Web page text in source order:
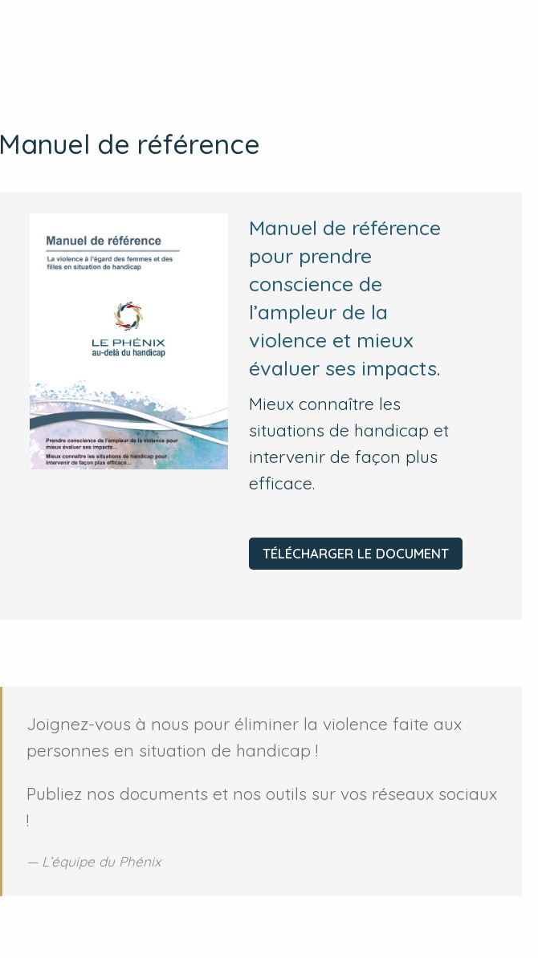
Manuel de référence
Manuel de référence
pour prendre
conscience de
l’ampleur de la
violence et mieux
évaluer ses impacts.
Mieux connaître les
situations de handicap et
intervenir de façon plus
efficace.
TÉLÉCHARGER LE DOCUMENT
Joignez-vous à nous pour éliminer la violence faite aux
personnes en situation de handicap !
Publiez nos documents et nos outils sur vos réseaux sociaux
!
L’équipe du Phénix